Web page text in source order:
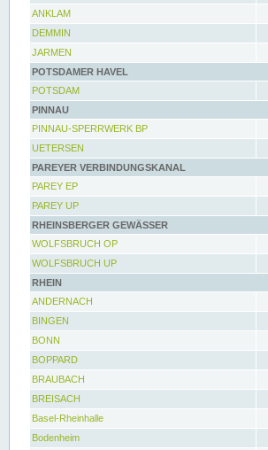
ANKLAM
DEMMIN
JARMEN
POTSDAMER HAVEL
POTSDAM
PINNAU
PINNAU-SPERRWERK BP
UETERSEN
PAREYER VERBINDUNGSKANAL
PAREY EP
PAREY UP
RHEINSBERGER GEWÄSSER
WOLFSBRUCH OP
WOLFSBRUCH UP
RHEIN
ANDERNACH
BINGEN
BONN
BOPPARD
BRAUBACH
BREISACH
Basel-Rheinhalle
Bodenheim